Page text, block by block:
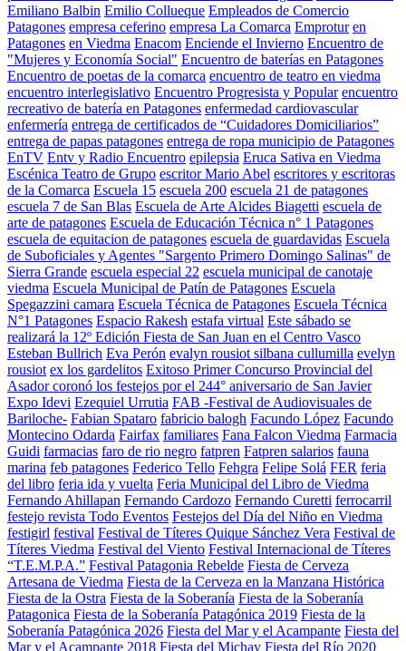
Emiliano Balbin Emilio Collueque Empleados de Comercio
Patagones empresa ceferino empresa La Comarca Emprotur en
Patagones en Viedma Enacom Enciende el Invierno Encuentro de
"Mujeres y Economía Social" Encuentro de baterías en Patagones
Encuentro de poetas de la comarca encuentro de teatro en viedma
encuentro interlegislativo Encuentro Progresista y Popular encuentro
recreativo de batería en Patagones enfermedad cardiovascular
enfermería entrega de certificados de “Cuidadores Domiciliarios”
entrega de papas patagones entrega de ropa municipio de Patagones
EnTV Entv y Radio Encuentro epilepsia Eruca Sativa en Viedma
Escénica Teatro de Grupo escritor Mario Abel escritores y escritoras
de la Comarca Escuela 15 escuela 200 escuela 21 de patagones
escuela 7 de San Blas Escuela de Arte Alcides Biagetti escuela de
arte de patagones Escuela de Educación Técnica n° 1 Patagones
escuela de equitacion de patagones escuela de guardavidas Escuela
de Suboficiales y Agentes "Sargento Primero Domingo Salinas" de
Sierra Grande escuela especial 22 escuela municipal de canotaje
viedma Escuela Municipal de Patín de Patagones Escuela
Spegazzini camara Escuela Técnica de Patagones Escuela Técnica
N°1 Patagones Espacio Rakesh estafa virtual Este sábado se
realizará la 12º Edición Fiesta de San Juan en el Centro Vasco
Esteban Bullrich Eva Perón evalyn rousiot silbana cullumilla evelyn
rousiot ex los gardelitos Exitoso Primer Concurso Provincial del
Asador coronó los festejos por el 244° aniversario de San Javier
Expo Idevi Ezequiel Urrutia FAB -Festival de Audiovisuales de
Bariloche- Fabian Spataro fabricio balogh Facundo López Facundo
Montecino Odarda Fairfax familiares Fana Falcon Viedma Farmacia
Guidi farmacias faro de rio negro fatpren Fatpren salarios fauna
marina feb patagones Federico Tello Fehgra Felipe Solá FER feria
del libro feria ida y vuelta Feria Municipal del Libro de Viedma
Fernando Ahillapan Fernando Cardozo Fernando Curetti ferrocarril
festejo revista Todo Eventos Festejos del Día del Niño en Viedma
festigirl festival Festival de Títeres Quique Sánchez Vera Festival de
Títeres Viedma Festival del Viento Festival Internacional de Títeres
“T.E.M.P.A.” Festival Patagonia Rebelde Fiesta de Cerveza
Artesana de Viedma Fiesta de la Cerveza en la Manzana Histórica
Fiesta de la Ostra Fiesta de la Soberanía Fiesta de la Soberanía
Patagonica Fiesta de la Soberanía Patagónica 2019 Fiesta de la
Soberanía Patagónica 2026 Fiesta del Mar y el Acampante Fiesta del
Mar y el Acampante 2018 Fiesta del Michay Fiesta del Río 2020